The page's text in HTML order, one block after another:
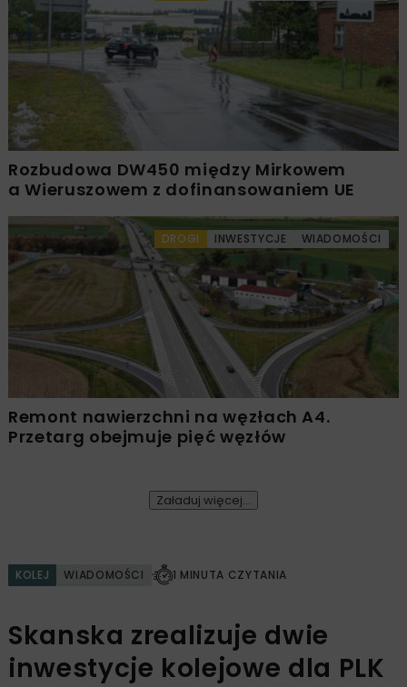
Rozbudowa DW450 między Mirkowem
a Wieruszowem z dofinansowaniem UE
DROGI INWESTYCJE WIADOMOŚCI
Remont nawierzchni na węzłach A4.
Przetarg obejmuje pięć węzłów
Załaduj więcej...
KOLEJ WIADOMOŚCI 1 MINUTA CZYTANIA
Skanska zrealizuje dwie
inwestycje kolejowe dla PLK